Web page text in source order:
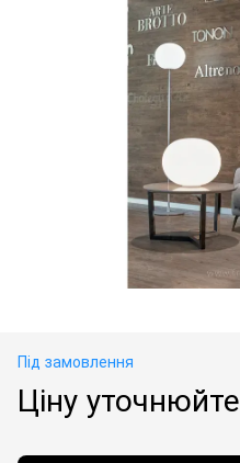
Під замовлення
Ціну уточнюйте